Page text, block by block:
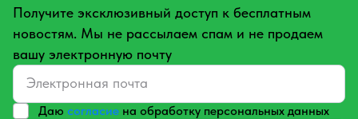
Получите эксклюзивный доступ к бесплатным
новостям. Мы не рассылаем спам и не продаем
вашу электронную почту
Даю согласие на обработку персональных данных